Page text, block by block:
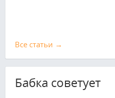
Все cтатьи →
Бабка советует